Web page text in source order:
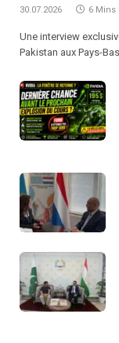
30.07.2026 6 Mins
Une interview
Pakistan aux Pays-